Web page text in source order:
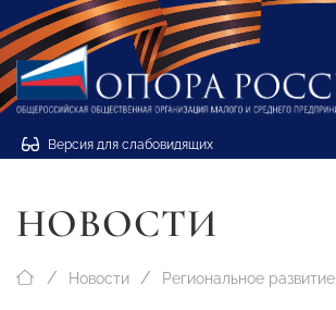
Версия для слабовидящих
НОВОСТИ
Новости Региональное развитие